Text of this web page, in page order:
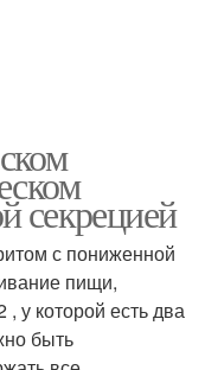
секрецией
с пониженной
пищи,
у которой есть два
быть